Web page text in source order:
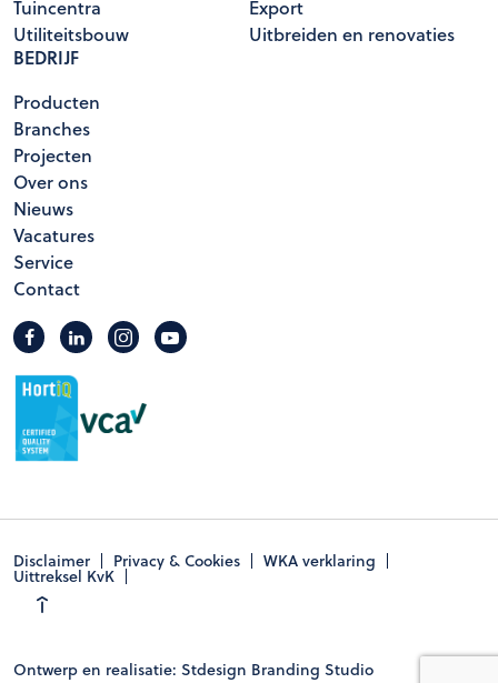
Tuincentra
Utiliteitsbouw
Export
Uitbreiden en renovaties
BEDRIJF
Producten
Branches
Projecten
Over ons
Nieuws
Vacatures
Service
Contact
Disclaimer Privacy & Cookies WKA verklaring
Uittreksel KvK
Ontwerp en realisatie: Stdesign Branding Studio